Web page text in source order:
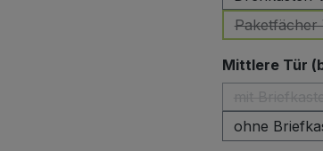
Paketfächer
Mittlere Tür
ohne